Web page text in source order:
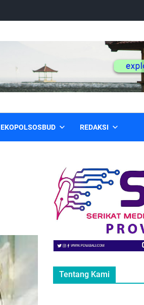
EKOPOLSOSBUD REDAKSI
Tentang Kami